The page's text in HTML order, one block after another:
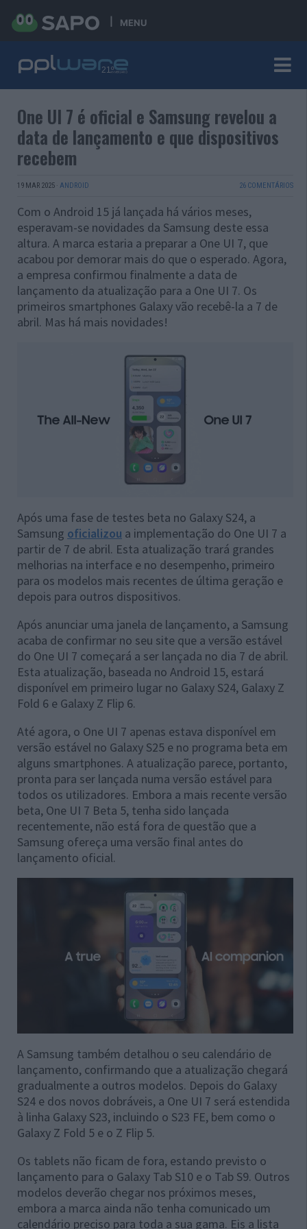
MENU
One UI 7 é oficial e Samsung revelou a
data de lançamento e que dispositivos
recebem
19 MAR 2025 · ANDROID 26 COMENTÁRIOS
Com o Android 15 já lançada há vários meses,
esperavam-se novidades da Samsung deste essa
altura. A marca estaria a preparar a One UI 7, que
acabou por demorar mais do que o esperado. Agora,
a empresa confirmou finalmente a data de
lançamento da atualização para a One UI 7. Os
primeiros smartphones Galaxy vão recebê-la a 7 de
abril. Mas há mais novidades!
Após uma fase de testes beta no Galaxy S24, a
Samsung oficializou a implementação do One UI 7 a
partir de 7 de abril. Esta atualização trará grandes
melhorias na interface e no desempenho, primeiro
para os modelos mais recentes de última geração e
depois para outros dispositivos.
Após anunciar uma janela de lançamento, a Samsung
acaba de confirmar no seu site que a versão estável
do One UI 7 começará a ser lançada no dia 7 de abril.
Esta atualização, baseada no Android 15, estará
disponível em primeiro lugar no Galaxy S24, Galaxy Z
Fold 6 e Galaxy Z Flip 6.
Até agora, o One UI 7 apenas estava disponível em
versão estável no Galaxy S25 e no programa beta em
alguns smartphones. A atualização parece, portanto,
pronta para ser lançada numa versão estável para
todos os utilizadores. Embora a mais recente versão
beta, One UI 7 Beta 5, tenha sido lançada
recentemente, não está fora de questão que a
Samsung ofereça uma versão final antes do
lançamento oficial.
A Samsung também detalhou o seu calendário de
lançamento, confirmando que a atualização chegará
gradualmente a outros modelos. Depois do Galaxy
S24 e dos novos dobráveis, a One UI 7 será estendida
à linha Galaxy S23, incluindo o S23 FE, bem como o
Galaxy Z Fold 5 e o Z Flip 5.
Os tablets não ficam de fora, estando previsto o
lançamento para o Galaxy Tab S10 e o Tab S9. Outros
modelos deverão chegar nos próximos meses,
embora a marca ainda não tenha comunicado um
calendário preciso para toda a sua gama. Eis a lista